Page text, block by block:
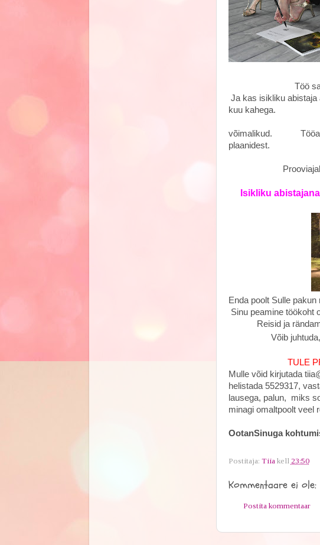
Töö saad
Ja kas isikliku abistaja
kuu kahega.
Või ongi
võimalikud.
plaanidest.
Tegelen ja
Prooviajal
Isikliku
kodus -
Enda poolt Sulle
Sinu peamine töökoht
Reisid ja
Võib juhtuda, et
TULE
Mulle võid kirjutada
helistada 5529317,
lausega, palun, miks
minagi omaltpoolt veel
OotanSinuga
Postitaja: Tiia kell 23:50
Kommentaare ei ole:
Postita kommentaar